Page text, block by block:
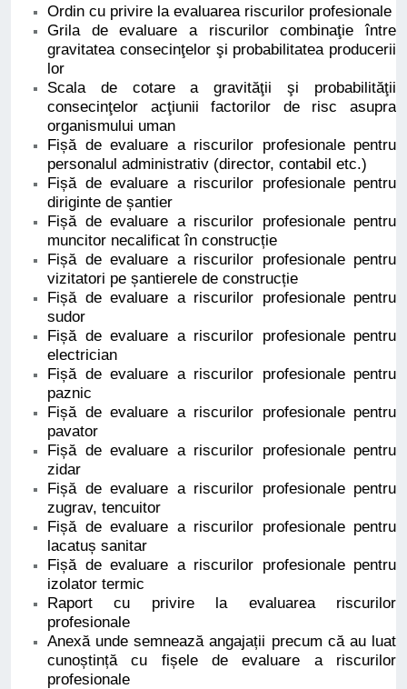
Ordin cu privire la evaluarea riscurilor profesionale
Grila de evaluare a riscurilor combinaţie între
gravitatea consecinţelor şi probabilitatea producerii
lor
Scala de cotare a gravităţii şi probabilităţii
consecinţelor acţiunii factorilor de risc asupra
organismului uman
Fișă de evaluare a riscurilor profesionale pentru
personalul administrativ (director, contabil etc.)
Fișă de evaluare a riscurilor profesionale pentru
diriginte de șantier
Fișă de evaluare a riscurilor profesionale pentru
muncitor necalificat în construcție
Fișă de evaluare a riscurilor profesionale pentru
vizitatori pe șantierele de construcție
Fișă de evaluare a riscurilor profesionale pentru
sudor
Fișă de evaluare a riscurilor profesionale pentru
electrician
Fișă de evaluare a riscurilor profesionale pentru
paznic
Fișă de evaluare a riscurilor profesionale pentru
pavator
Fișă de evaluare a riscurilor profesionale pentru
zidar
Fișă de evaluare a riscurilor profesionale pentru
zugrav, tencuitor
Fișă de evaluare a riscurilor profesionale pentru
lacatuș sanitar
Fișă de evaluare a riscurilor profesionale pentru
izolator termic
Raport cu privire la evaluarea riscurilor
profesionale
Anexă unde semnează angajații precum că au luat
cunoștință cu fișele de evaluare a riscurilor
profesionale